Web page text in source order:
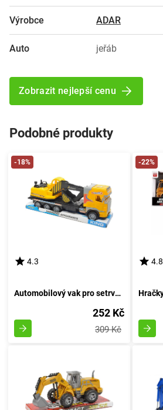
Výrobce ADAR
Auto jeřáb
Zobrazit nejlepší cenu
Podobné produkty
-18%
4.3
Automobilový vak pro setrvačník
252 Kč
309 Kč
-22%
4.8